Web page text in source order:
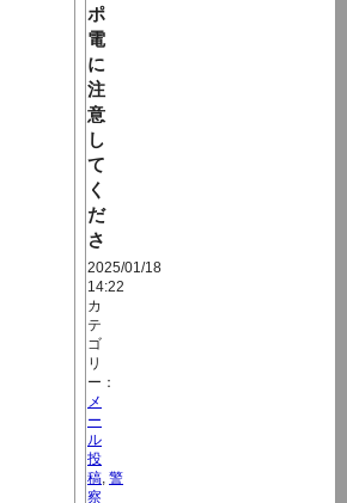
ポ
電
に
注
意
し
て
く
だ
さ
2025/01/18
14:22
カ
テ
ゴ
リ
ー：
メ
ー
ル
投
稿 警
察